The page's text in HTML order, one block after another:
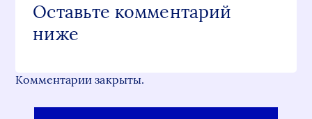
Оставьте комментарий
ниже
Комментарии закрыты.